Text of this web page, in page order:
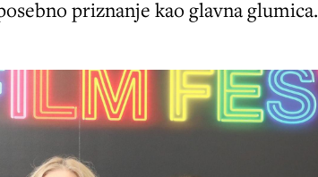
priznanje kao glavna glumica.